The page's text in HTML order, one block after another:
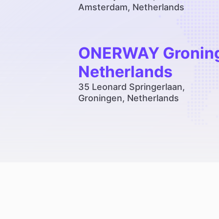
Amsterdam, Netherlands
ONERWAY
Netherlands
35 Leonard Springerlaan,
Groningen, Netherlands